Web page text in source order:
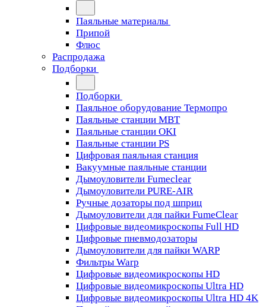
Паяльные материалы
Припой
Флюс
Распродажа
Подборки
Подборки
Паяльное оборудование Термопро
Паяльные станции MBT
Паяльные станции OKI
Паяльные станции PS
Цифровая паяльная станция
Вакуумные паяльные станции
Дымоуловители Fumeclear
Дымоуловители PURE-AIR
Ручные дозаторы под шприц
Дымоуловители для пайки FumeClear
Цифровые видеомикроскопы Full HD
Цифровые пневмодозаторы
Дымоуловители для пайки WARP
Фильтры Warp
Цифровые видеомикроскопы HD
Цифровые видеомикроскопы Ultra HD
Цифровые видеомикроскопы Ultra HD 4K